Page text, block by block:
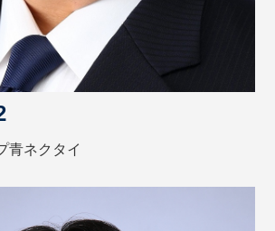
青ネクタイ